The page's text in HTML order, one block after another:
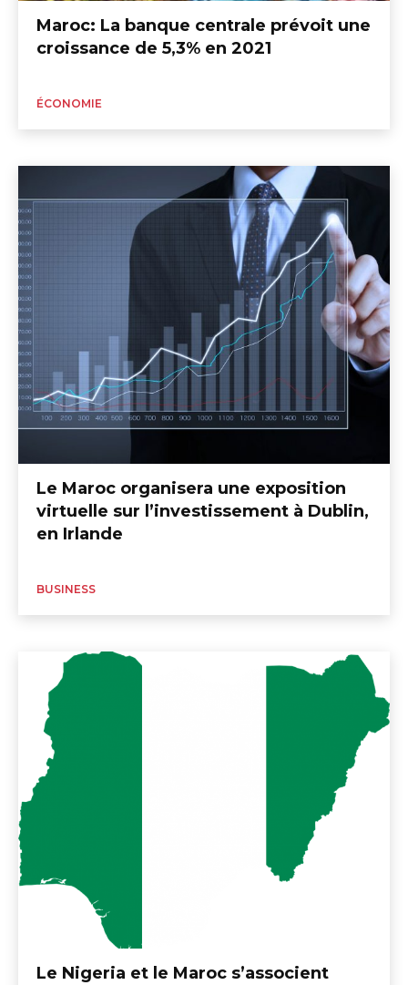
Maroc: La banque centrale prévoit une
croissance de 5,3% en 2021
ÉCONOMIE
Le Maroc organisera une exposition
virtuelle sur l’investissement à Dublin,
en Irlande
BUSINESS
Le Nigeria et le Maroc s’associent